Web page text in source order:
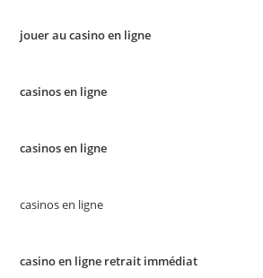
jouer au casino en ligne
casinos en ligne
casinos en ligne
casinos en ligne
casino en ligne retrait immédiat